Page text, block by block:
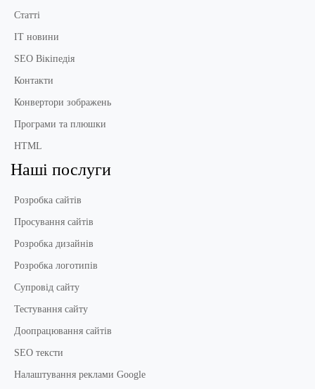
Статті
IT новини
SEO Вікіпедія
Контакти
Конвертори зображень
Програми та плюшки
HTML
Наші послуги
Розробка сайтів
Просування сайтів
Розробка дизайнів
Розробка логотипів
Супровід сайту
Тестування сайту
Доопрацювання сайтів
SEO тексти
Налаштування реклами Google